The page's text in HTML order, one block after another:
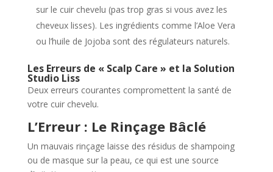
sur le cuir chevelu (pas trop gras si vous avez les
cheveux lisses). Les ingrédients comme l’Aloe Vera
ou l’huile de Jojoba sont des régulateurs naturels.
Les Erreurs de « Scalp Care » et la Solution
Studio Liss
Deux erreurs courantes compromettent la santé de
votre cuir chevelu.
L’Erreur : Le Rinçage Bâclé
Un mauvais rinçage laisse des résidus de shampoing
ou de masque sur la peau, ce qui est une source